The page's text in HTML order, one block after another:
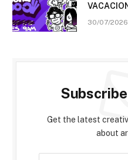
30/07/2026
Get the latest
about